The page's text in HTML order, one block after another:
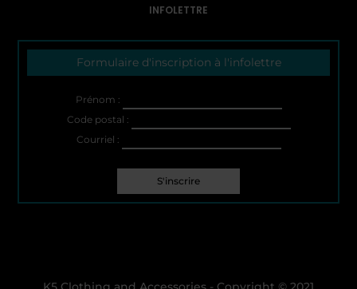
INFOLETTRE
Formulaire d'inscription à l'infolettre
Prénom :
Code postal :
Courriel :